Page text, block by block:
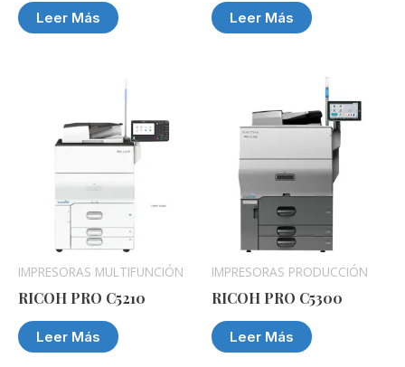
Leer Más Leer Más
IMPRESORAS MULTIFUNCIÓN
RICOH PRO C5210
Leer Más
IMPRESORAS PRODUCCIÓN
RICOH PRO C5300
Leer Más